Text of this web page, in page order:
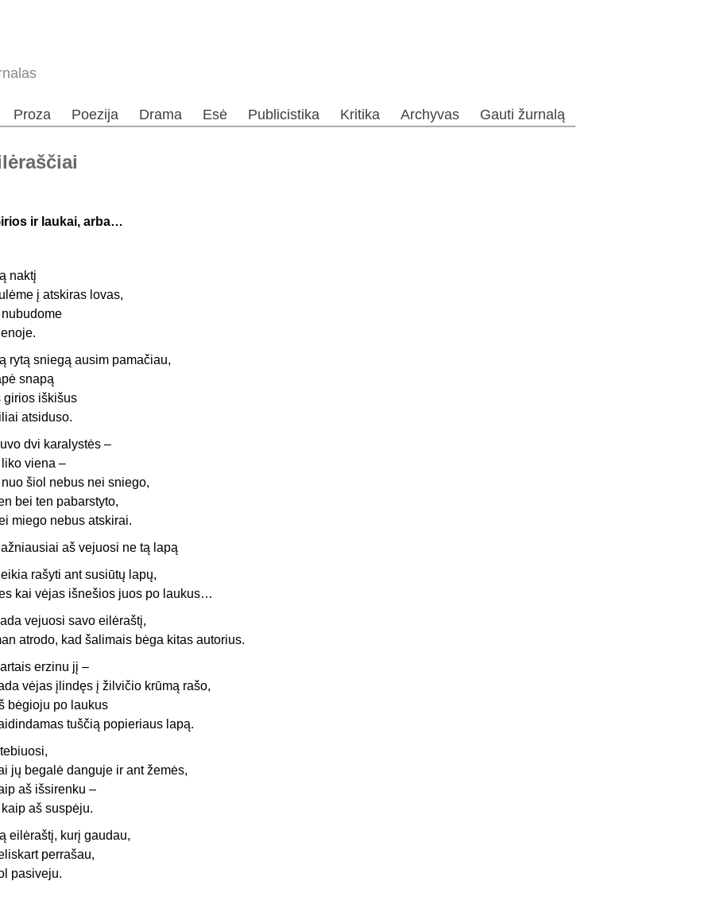
Proza Poezija Drama Esė Publicistika Kritika Archyvas Gauti žurnalą
ir laukai, arba…
naktį
į atskiras lovas,
rytą sniegą ausim pamačiau,
snapą
girios iškišus
atsiduso.
dvi karalystės –
viena –
nuo šiol nebus nei sniego,
bei ten pabarstyto,
miego nebus atskirai.
aš vejuosi ne tą lapą
rašyti ant susiūtų lapų,
kai vėjas išnešios juos po laukus…
vejuosi savo eilėraštį,
atrodo, kad šalimais bėga kitas autorius.
erzinu jį –
vėjas įlindęs į žilvičio krūmą rašo,
bėgioju po laukus
tuščią popieriaus lapą.
jų begalė danguje ir ant žemės,
aš išsirenku –
kaip aš suspėju.
eilėraštį, kurį gaudau,
perrašau,
pasiveju.